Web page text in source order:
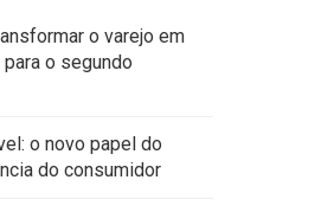
o varejo em
o segundo
o novo papel do
do consumidor